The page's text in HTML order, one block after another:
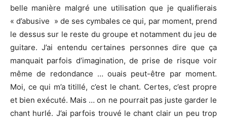
belle manière malgré une utilisation que je qualifierais
« d’abusive » de ses cymbales ce qui, par moment, prend
le dessus sur le reste du groupe et notamment du jeu de
guitare. J’ai entendu certaines personnes dire que ça
manquait parfois d’imagination, de prise de risque voir
même de redondance … ouais peut-être par moment.
Moi, ce qui m’a titillé, c’est le chant. Certes, c’est propre
et bien exécuté. Mais … on ne pourrait pas juste garder le
chant hurlé. J’ai parfois trouvé le chant clair un peu trop